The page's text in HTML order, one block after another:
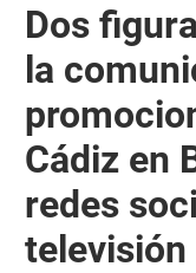
Dos
la
Cádiz en
redes
televisión